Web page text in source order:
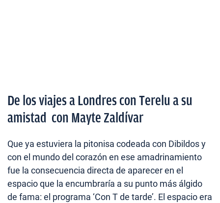
De los viajes a Londres con Terelu a su
amistad con Mayte Zaldívar
Que ya estuviera la pitonisa codeada con Dibildos y
con el mundo del corazón en ese amadrinamiento
fue la consecuencia directa de aparecer en el
espacio que la encumbraría a su punto más álgido
de fama: el programa ‘Con T de tarde’. El espacio era